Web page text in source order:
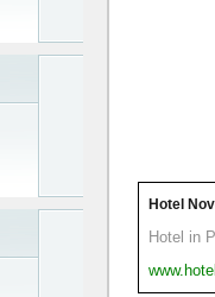
Hotel
Hotel in